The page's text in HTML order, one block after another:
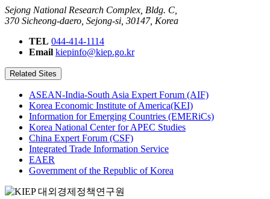
Sejong National Research Complex, Bldg. C,
370 Sicheong-daero, Sejong-si, 30147, Korea
TEL 044-414-1114
Email kiepinfo@kiep.go.kr
Related Sites
ASEAN-India-South Asia Expert Forum (AIF)
Korea Economic Institute of America(KEI)
Information for Emerging Countries (EMERiCs)
Korea National Center for APEC Studies
China Expert Forum (CSF)
Integrated Trade Information Service
EAER
Government of the Republic of Korea